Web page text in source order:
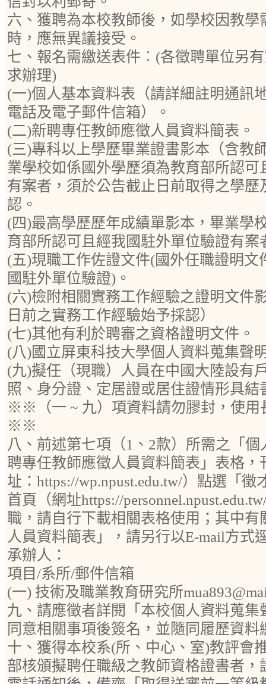
六、獲聘為本校教師後，如學校因教
時，應無異議接受。
七、報名需繳送表件︰(各徵聘單位另
求辦理)
(一)個人基本資料表（請詳細註明通訊
電話及電子郵件信箱）。
(二)新聘專任教師應徵人員資料簡表。
(三)專科以上學歷畢業證書影本（含教
業學校如係國外學歷須為教育部所認
有案者，須於公告截止日前取得之學
認。
(四)最高學歷歷年成績單影本，畢業學
育部所認可且經我國駐外單位驗證有案
(五)現職工作佐證文件(國外任職證明文
國駐外單位驗證)。
(六)檢附相關實務工作經驗之證明文件
日前之實務工作經驗始予採認）
(七)其他有利於聘審之資格證明文件。
(八)國立屏東科技大學個人資料蒐集聲
(九)擬任（現職）人員在中國大陸設有
照、身分證、定居證或居住證情形具結
※※（一 ~ 九）項資料請勿膠封，使用
※※
八、前述第七項（1、2款）所需之「
聘專任教師應徵人員資料簡表」表格，
址：https://wp.npust.edu.tw/）點選「
首頁（網址https://
職，請自行下載相關表格使用；其中
人員資料簡表」，請另行以E-mail方式
承辦人：
項目/系所/郵件信箱
(一) 技術及職業教育研究所
九、請應徵者詳閱「本校個人資料蒐
同意相關事項後簽名，並隨同履歷資料
十、獲得本校系(所、中心、室)教評會
部核頒擬聘任職級之教師資格證書者，